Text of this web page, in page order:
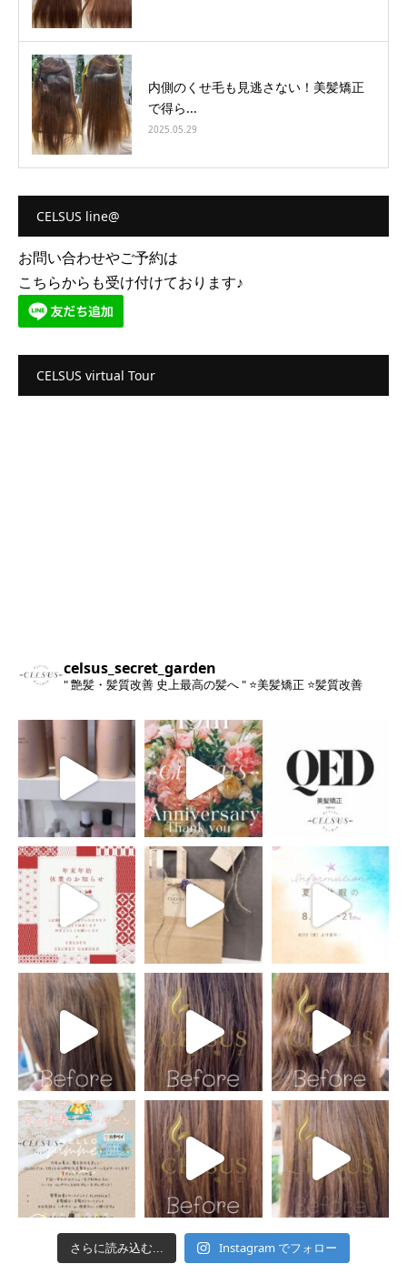
内側のくせ毛も見逃さない！美髪矯正
で得ら...
2025.05.29
CELSUS line@
お問い合わせやご予約は
こちらからも受け付けております♪
CELSUS virtual Tour
celsus_secret_garden
" 艶髪・髪質改善 史上最高の髪へ " ⭐️美髪矯正 ⭐️髪質改善
さらに読み込む... Instagram でフォロー